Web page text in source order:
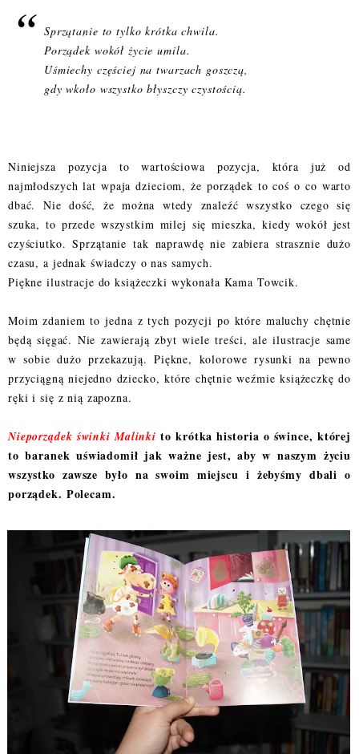
Sprzątanie to tylko krótka chwila.
Porządek wokół życie umila.
Uśmiechy częściej na twarzach goszczą,
gdy wkoło wszystko błyszczy czystością.
Niniejsza pozycja to wartościowa pozycja, która już od
najmłodszych lat wpaja dzieciom, że porządek to coś o co warto
dbać. Nie dość, że można wtedy znaleźć wszystko czego się
szuka, to przede wszystkim milej się mieszka, kiedy wokół jest
czyściutko. Sprzątanie tak naprawdę nie zabiera strasznie dużo
czasu, a jednak świadczy o nas samych.
Piękne ilustracje do książeczki wykonała Kama Towcik.
Moim zdaniem to jedna z tych pozycji po które maluchy chętnie
będą sięgać. Nie zawierają zbyt wiele treści, ale ilustracje same
w sobie dużo przekazują. Piękne, kolorowe rysunki na pewno
przyciągną niejedno dziecko, które chętnie weźmie książeczkę do
ręki i się z nią zapozna.
Nieporządek świnki Malinki to krótka historia o śwince, której
to baranek uświadomił jak ważne jest, aby w naszym życiu
wszystko zawsze było na swoim miejscu i żebyśmy dbali o
porządek. Polecam.